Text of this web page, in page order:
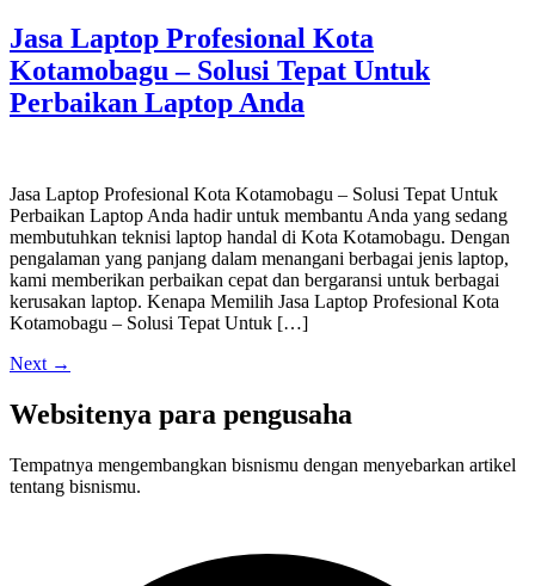
Jasa Laptop Profesional Kota
Kotamobagu – Solusi Tepat Untuk
Perbaikan Laptop Anda
Jasa Laptop Profesional Kota Kotamobagu – Solusi Tepat Untuk
Perbaikan Laptop Anda hadir untuk membantu Anda yang sedang
membutuhkan teknisi laptop handal di Kota Kotamobagu. Dengan
pengalaman yang panjang dalam menangani berbagai jenis laptop,
kami memberikan perbaikan cepat dan bergaransi untuk berbagai
kerusakan laptop. Kenapa Memilih Jasa Laptop Profesional Kota
Kotamobagu – Solusi Tepat Untuk […]
Next →
Websitenya para pengusaha
Tempatnya mengembangkan bisnismu dengan menyebarkan artikel
tentang bisnismu.